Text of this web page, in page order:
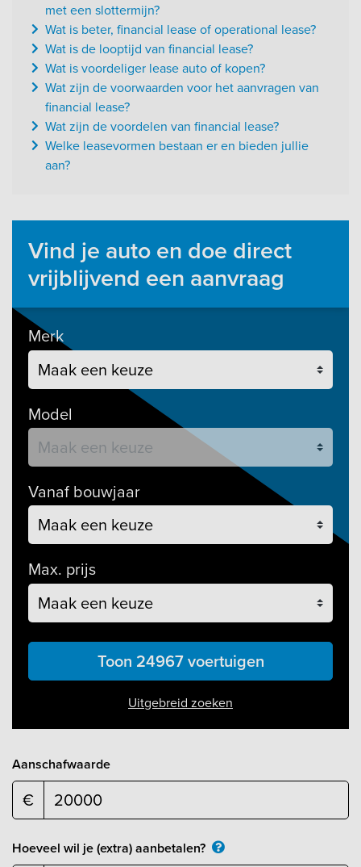
met een slottermijn?
Wat is beter, financial lease of operational lease?
Wat is de looptijd van financial lease?
Wat is voordeliger lease auto of kopen?
Wat zijn de voorwaarden voor het aanvragen van
financial lease?
Wat zijn de voordelen van financial lease?
Welke leasevormen bestaan er en bieden jullie
aan?
Vind je auto en doe direct
vrijblijvend een aanvraag
Merk
Model
Vanaf bouwjaar
Max. prijs
Toon 24967 voertuigen
Uitgebreid zoeken
Aanschafwaarde
€
Hoeveel wil je (extra) aanbetalen?